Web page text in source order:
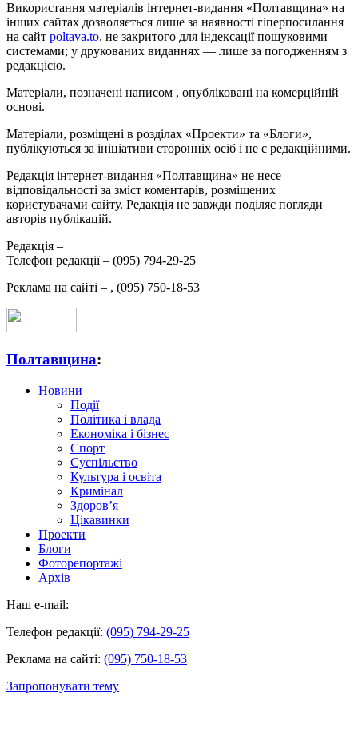
Використання матеріалів інтернет-видання «Полтавщина» на
інших сайтах дозволяється лише за наявності гіперпосилання
на сайт poltava.to, не закритого для індексації пошуковими
системами; у друкованих виданнях — лише за погодженням з
редакцією.
Матеріали, позначені написом , опубліковані на комерційній
основі.
Матеріали, розміщені в розділах «Проекти» та «Блоги»,
публікуються за ініціативи сторонніх осіб і не є редакційними.
Редакція інтернет-видання «Полтавщина» не несе
відповідальності за зміст коментарів, розміщених
користувачами сайту. Редакція не завжди поділяє погляди
авторів публікацій.
Редакція –
Телефон редакції – (095) 794-29-25
Реклама на сайті – , (095) 750-18-53
Полтавщина:
Новини
Події
Політика і влада
Економіка і бізнес
Спорт
Суспільство
Культура і освіта
Кримінал
Здоров’я
Цікавинки
Проекти
Блоги
Фоторепортажі
Архів
Наш e-mail:
Телефон редакції: (095) 794-29-25
Реклама на сайті: (095) 750-18-53
Запропонувати тему